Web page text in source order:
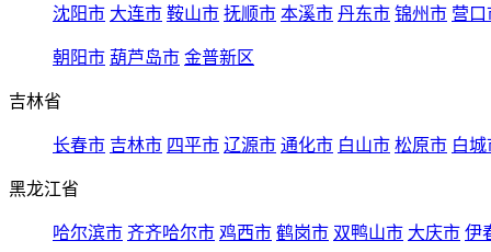
沈阳市 大连市 鞍山市 抚顺市 本溪市 丹东市 锦州市 营口
朝阳市 葫芦岛市 金普新区
吉林省
长春市 吉林市 四平市 辽源市 通化市 白山市 松原市 白城
黑龙江省
哈尔滨市 齐齐哈尔市 鸡西市 鹤岗市 双鸭山市 大庆市 伊